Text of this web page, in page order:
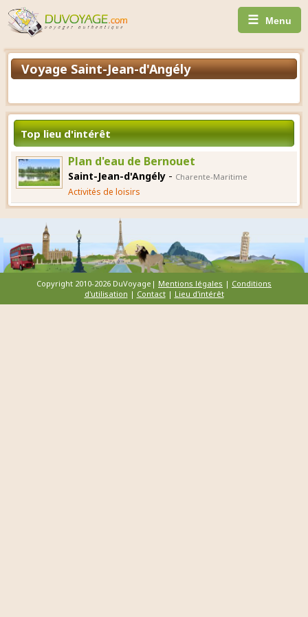
☰ Menu
Voyage Saint-Jean-d'Angély
Top lieu d'intérêt
Plan d'eau de Bernouet
Saint-Jean-d'Angély - Charente-Maritime
Activités de loisirs
Copyright 2010-2026 DuVoyage| Mentions légales | Conditions
d'utilisation | Contact| Lieu d'intérêt